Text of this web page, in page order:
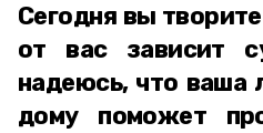
Сегодня вы
от вас зависит
надеюсь, что ваша
дому поможет